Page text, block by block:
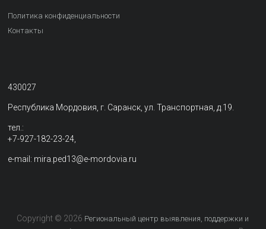
Политика конфиденциальности
Контакты
430027
Республика Мордовия, г. Саранск, ул. Транспортная, д.19.
тел.:
+7-927-182-23-24,
e-mail: mira.ped13@e-mordovia.ru
Copyright © 2026 Региональный центр выявления, поддержки и